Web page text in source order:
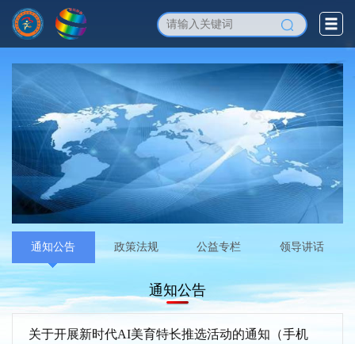
通知公告 政策法规 公益专栏 领导讲话
通知公告
关于开展新时代AI美育特长推选活动的通知（手机